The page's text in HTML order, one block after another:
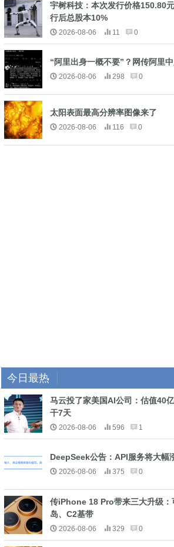
宇树科技：本次发行价格150.80
行后总股本10%
2026-08-06 11 0
“阿里出身一概不要”？网传阿里
2026-08-06 298 0
太阳表面最高分辨率图像来了
2026-08-06 116 0
今日最热
马云投了家美国AI公司：估值40
干7天
2026-08-06 596 1
DeepSeek公告：API服务将大幅
2026-08-06 375 0
传iPhone 18 Pro带来三大升级：
岛、C2基带
2026-08-06 329 0